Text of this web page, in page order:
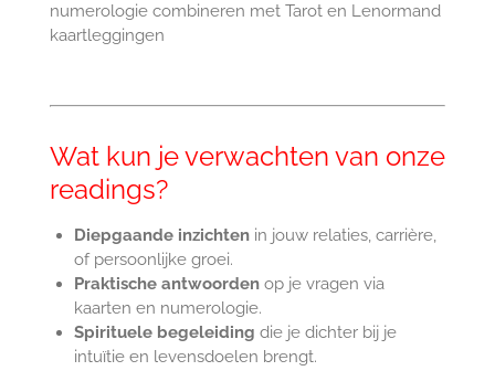
numerologie combineren met Tarot en Lenormand
kaartleggingen
Wat kun je verwachten van onze
readings?
Diepgaande inzichten in jouw relaties, carrière,
of persoonlijke groei.
Praktische antwoorden op je vragen via
kaarten en numerologie.
Spirituele begeleiding die je dichter bij je
intuïtie en levensdoelen brengt.